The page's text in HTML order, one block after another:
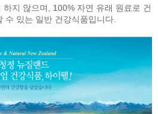
지 않으며, 100% 자연 유래 원료로 건
수 있는 일반 건강식품입니다.